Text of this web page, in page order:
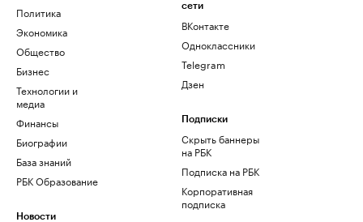
Политика
Экономика
Общество
Бизнес
Технологии и
медиа
Финансы
Биографии
База знаний
РБК Образование
Новости
сети
ВКонтакте
Одноклассники
Telegram
Дзен
Подписки
Скрыть баннеры
на РБК
Подписка на РБК
Корпоративная
подписка